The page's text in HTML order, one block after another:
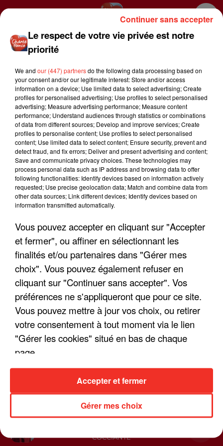
Webradios
COCCIANTE
RADIO ACTUALITÉS PODCASTS
VIDEOS RETROUVEZ UNE CHANSON
MENTIONS LEGALES
CONTACTEZ NOUS
VOTRE PUBLICITÉ SUR CHANTE FRANCE
GROUPE HPI Plan du site
Archives 2026 2025 2024 2023 2022
Le respect de votre vie privée est notre
priorité
We and our (447) partnersdo the following data processing based on
your consent and/or our legitimate interest: Store and/or access
information on a device; Use limited data to select advertising; Create
profiles for personalised advertising; Use profiles to select personalised
advertising; Measure advertising performance; Measure content
performance; Understand audiences through statistics or combinations
of data from different sources; Develop and improve services; Create
profiles to personalise content; Use profiles to select personalised
content; Use limited data to select content; Ensure security, prevent and
detect fraud, and fix errors; Deliver and present advertising and content;
Save and communicate privacy choices. These technologies may
process personal data such as IP address and browsing data to offer
following functionalities: Identify devices based on information actively
requested; Use precise geolocation data; Match and combine data from
other data sources; Link different devices; Identify devices based on
information transmitted automatically.
Vous pouvez accepter en cliquant sur "Accepter
et fermer", ou affiner en sélectionnant les
finalités et/ou partenaires dans "Gérer mes
choix". Vous pouvez également refuser en
cliquant sur "Continuer sans accepter". Vos
préférences ne s'appliqueront que pour ce site.
Vous pouvez mettre à jour vos choix, ou retirer
votre consentement à tout moment via le lien
"Gérer les cookies" situé en bas de chaque
page.
Gérer mes choix
Accepter et fermer
Continuer sans accepter